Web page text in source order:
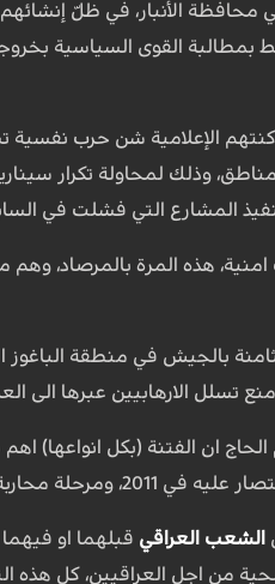
محافظة الأنبار، في ظلّ
بمطالبة القوى السياسية
الإعلامية شن حرب نفسية
المشارع التي فشلت في
امنية، هذه المرة بالمرصاد،
بالجيش في منطقة الباغوز
تسلل الارهابيين عبرها الى
ان الفتنة (بكل انواعها)
العسكري عليه في 2017.
الشعب العراقي قبلهما او
من اجل العراقيين، كل